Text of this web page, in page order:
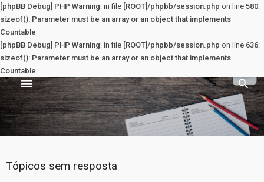
[phpBB Debug] PHP Warning: in file [ROOT]/phpbb/session.php on line 580:
sizeof(): Parameter must be an array or an object that implements
Countable
[phpBB Debug] PHP Warning: in file [ROOT]/phpbb/session.php on line 636:
sizeof(): Parameter must be an array or an object that implements
Countable
Sala dos Professores
Tópicos sem resposta